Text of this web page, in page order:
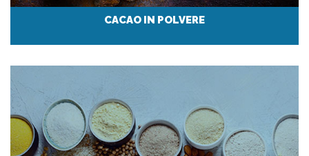
CACAO IN POLVERE